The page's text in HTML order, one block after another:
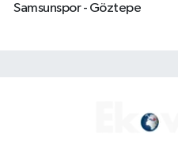
Samsunspor - Göztepe